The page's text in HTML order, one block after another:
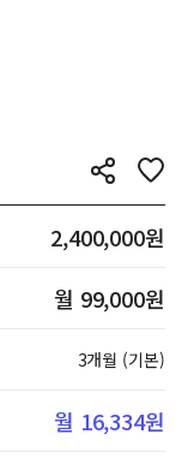
2,400,000원
월 99,000원
3개월 (기본)
월 16,334원